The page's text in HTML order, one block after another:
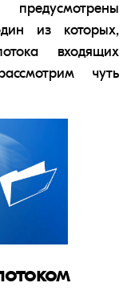
из которых,
входящих
чуть